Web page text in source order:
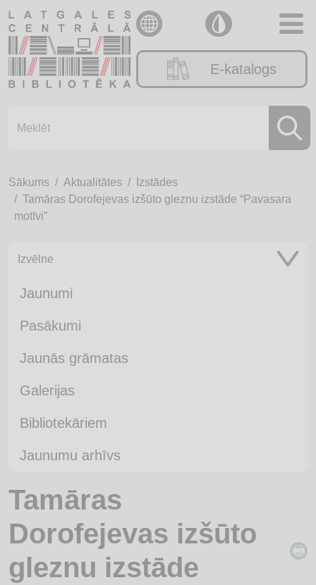
E-katalogs
Sākums Aktualitātes
Izstādes
Tamāras Dorofejevas izšūto gleznu izstāde “Pavasara
motīvi”
Izvēlne
Jaunumi
Pasākumi
Jaunās grāmatas
Galerijas
Bibliotekāriem
Jaunumu arhīvs
Tamāras
Dorofejevas izšūto
gleznu izstāde